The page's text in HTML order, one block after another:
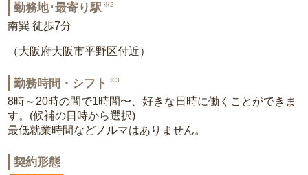
勤務地･最寄り駅 ※2
南巽 徒歩7分
（大阪府大阪市平野区付近）
勤務時間・シフト ※3
8時～20時の間で1時間〜、好きな日時に働くことができま
す。(候補の日時から選択)
最低就業時間などノルマはありません。
契約形態